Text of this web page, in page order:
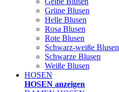
Grüne Blusen
Helle Blusen
Rosa Blusen
Rote Blusen
Schwarz-weiße Blusen
Schwarze Blusen
Weiße Blusen
HOSEN
HOSEN anzeigen